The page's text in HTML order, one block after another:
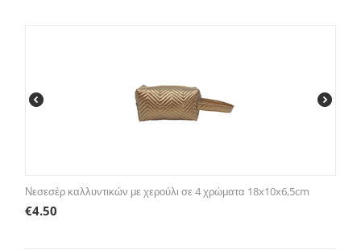
Νεσεσέρ καλλυντικών με χερούλι σε 4 χρώματα 18x10x6,5cm
€4.50